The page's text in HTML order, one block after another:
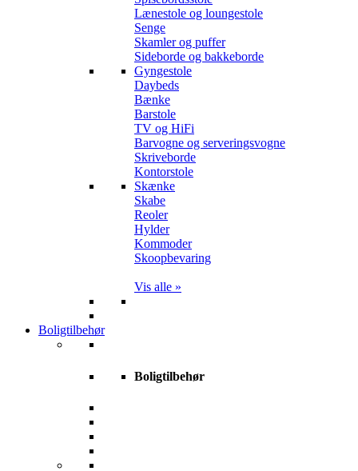
Lænestole og loungestole
Senge
Skamler og puffer
Sideborde og bakkeborde
Gyngestole
Daybeds
Bænke
Barstole
TV og HiFi
Barvogne og serveringsvogne
Skriveborde
Kontorstole
Skænke
Skabe
Reoler
Hylder
Kommoder
Skoopbevaring
Vis alle »
Boligtilbehør
Boligtilbehør